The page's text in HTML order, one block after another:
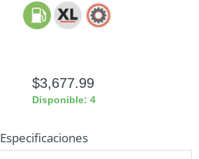
$3,677.99
Disponible: 4
Especificaciones